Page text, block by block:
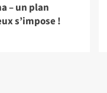
– un plan
s’impose !